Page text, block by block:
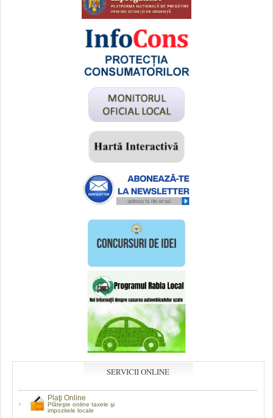
SERVICII ONLINE
Plaţi Online
Plăteşte online taxele şi
impozitele locale